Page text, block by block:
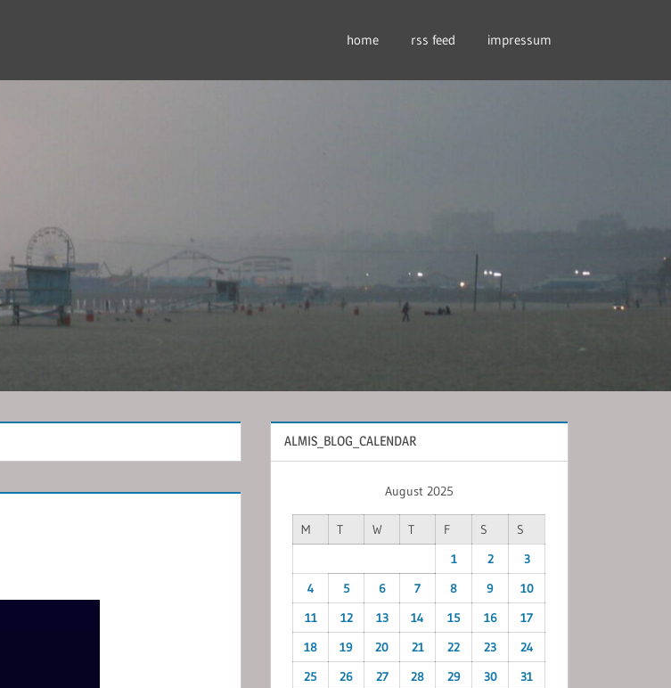
home rss feed impressum
ALMIS_BLOG_CALENDAR
August 2025
M T W T F S
S
1
2
3
4
5 6 7 8 9
10
11
12 13 14 15 16
17
18
19 20 21 22 23
24
25
26 27 28 29 30
31